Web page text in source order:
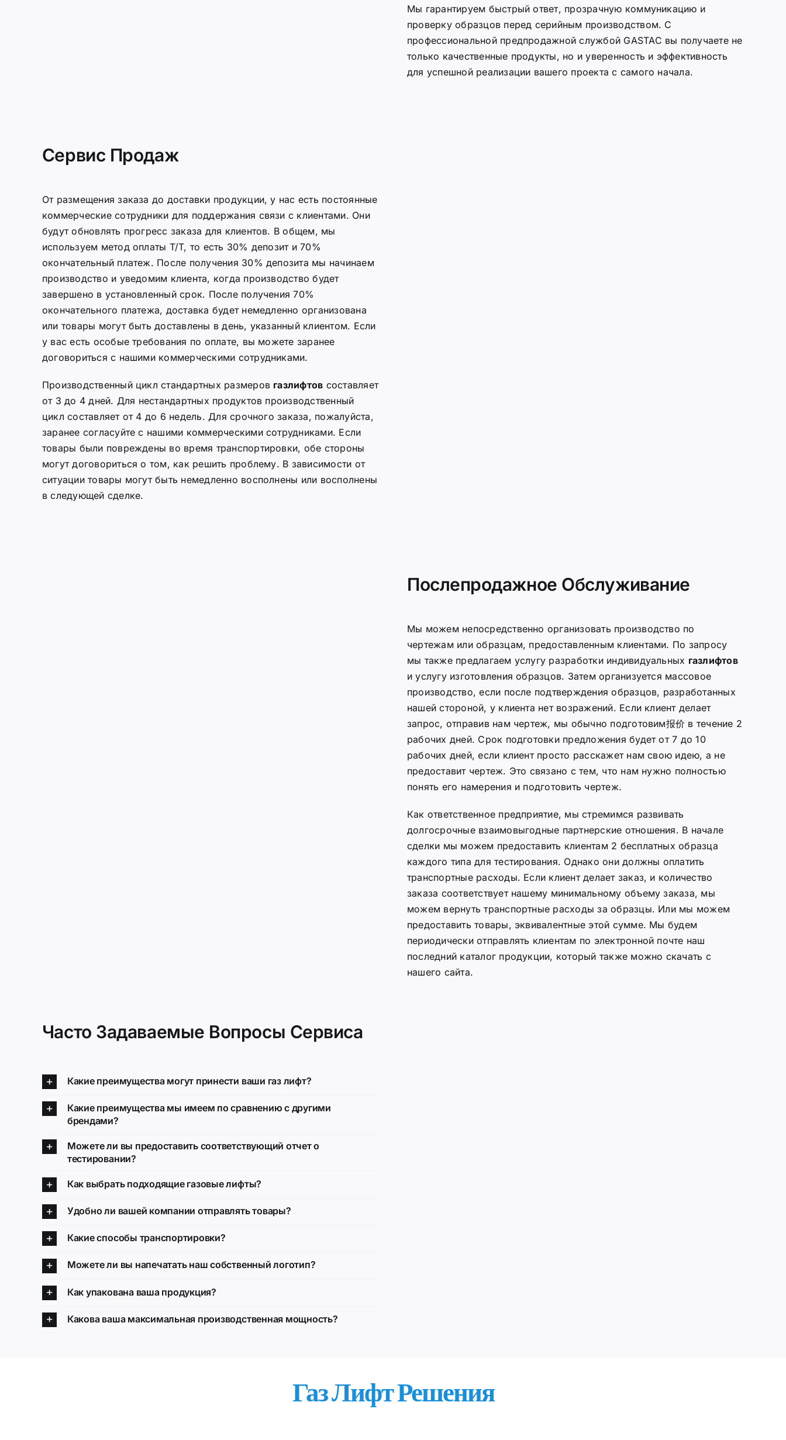
Мы гарантируем быстрый ответ, прозрачную коммуникацию и
проверку образцов перед серийным производством. С
профессиональной предпродажной службой GASTAC вы получаете не
только качественные продукты, но и уверенность и эффективность
для успешной реализации вашего проекта с самого начала.
Сервис Продаж
От размещения заказа до доставки продукции, у нас есть постоянные
коммерческие сотрудники для поддержания связи с клиентами. Они
будут обновлять прогресс заказа для клиентов. В общем, мы
используем метод оплаты T/T, то есть 30% депозит и 70%
окончательный платеж. После получения 30% депозита мы начинаем
производство и уведомим клиента, когда производство будет
завершено в установленный срок. После получения 70%
окончательного платежа, доставка будет немедленно организована
или товары могут быть доставлены в день, указанный клиентом. Если
у вас есть особые требования по оплате, вы можете заранее
договориться с нашими коммерческими сотрудниками.
Производственный цикл стандартных размеров газлифтов составляет
от 3 до 4 дней. Для нестандартных продуктов производственный
цикл составляет от 4 до 6 недель. Для срочного заказа, пожалуйста,
заранее согласуйте с нашими коммерческими сотрудниками. Если
товары были повреждены во время транспортировки, обе стороны
могут договориться о том, как решить проблему. В зависимости от
ситуации товары могут быть немедленно восполнены или восполнены
в следующей сделке.
Послепродажное Обслуживание
Мы можем непосредственно организовать производство по
чертежам или образцам, предоставленным клиентами. По запросу
мы также предлагаем услугу разработки индивидуальных газлифтов
и услугу изготовления образцов. Затем организуется массовое
производство, если после подтверждения образцов, разработанных
нашей стороной, у клиента нет возражений. Если клиент делает
запрос, отправив нам чертеж, мы обычно подготовим报价 в течение 2
рабочих дней. Срок подготовки предложения будет от 7 до 10
рабочих дней, если клиент просто расскажет нам свою идею, а не
предоставит чертеж. Это связано с тем, что нам нужно полностью
понять его намерения и подготовить чертеж.
Как ответственное предприятие, мы стремимся развивать
долгосрочные взаимовыгодные партнерские отношения. В начале
сделки мы можем предоставить клиентам 2 бесплатных образца
каждого типа для тестирования. Однако они должны оплатить
транспортные расходы. Если клиент делает заказ, и количество
заказа соответствует нашему минимальному объему заказа, мы
можем вернуть транспортные расходы за образцы. Или мы можем
предоставить товары, эквивалентные этой сумме. Мы будем
периодически отправлять клиентам по электронной почте наш
последний каталог продукции, который также можно скачать с
нашего сайта.
Часто Задаваемые Вопросы Сервиса
Какие преимущества могут принести ваши газ лифт?
Какие преимущества мы имеем по сравнению с другими
брендами?
Можете ли вы предоставить соответствующий отчет о
тестировании?
Как выбрать подходящие газовые лифты?
Удобно ли вашей компании отправлять товары?
Какие способы транспортировки?
Можете ли вы напечатать наш собственный логотип?
Как упакована ваша продукция?
Какова ваша максимальная производственная мощность?
Газ Лифт Решения